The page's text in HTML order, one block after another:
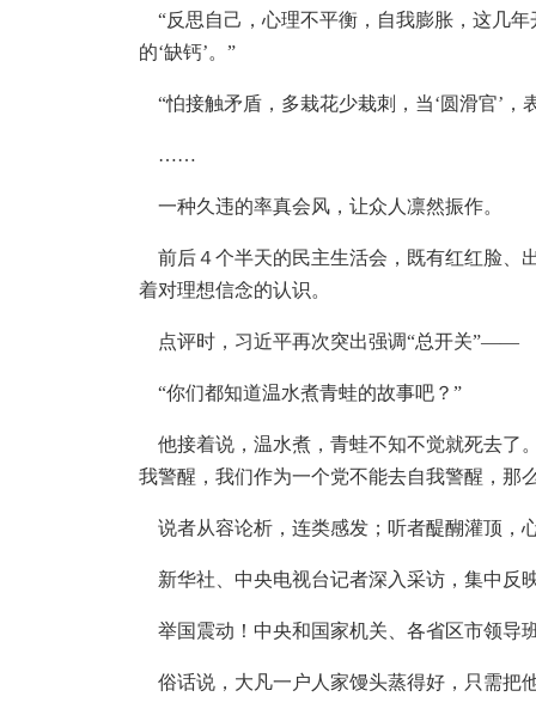
“反思自己，心理不平衡，自我膨胀，这几
的‘缺钙’。”
“怕接触矛盾，多栽花少栽刺，当‘圆滑官’
……
一种久违的率真会风，让众人凛然振作。
前后４个半天的民主生活会，既有红红脸、
着对理想信念的认识。
点评时，习近平再次突出强调“总开关”——
“你们都知道温水煮青蛙的故事吧？”
他接着说，温水煮，青蛙不知不觉就死去了
我警醒，我们作为一个党不能去自我警醒，那
说者从容论析，连类感发；听者醍醐灌顶，
新华社、中央电视台记者深入采访，集中反
举国震动！中央和国家机关、各省区市领导
俗话说，大凡一户人家馒头蒸得好，只需把